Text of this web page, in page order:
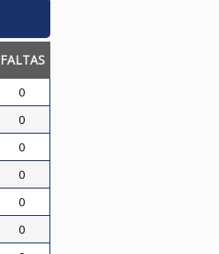
FALTAS
0
0
0
0
0
0